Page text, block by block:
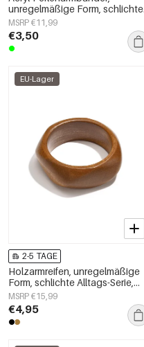
unregelmäßige Form, schlichte
Alltagsserie, Damenschmuck
MSRP €11,99
€3,50
EU-Lager
2-5 TAGE
Holzarmreifen, unregelmäßige
Form, schlichte Alltags-Serie,
Damenschmuck
MSRP €15,99
€4,95